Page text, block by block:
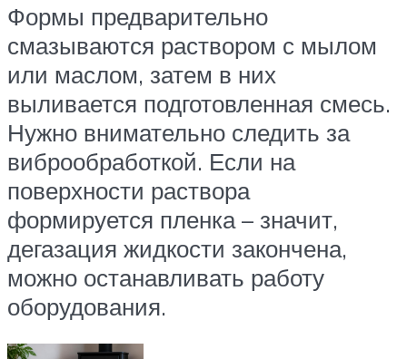
Формы предварительно
смазываются раствором с мылом
или маслом, затем в них
выливается подготовленная смесь.
Нужно внимательно следить за
виброобработкой. Если на
поверхности раствора
формируется пленка – значит,
дегазация жидкости закончена,
можно останавливать работу
оборудования.